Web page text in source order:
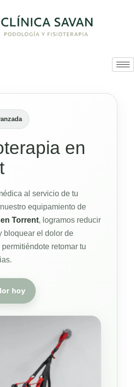
en
al servicio de tu
equipamiento de
Torrent, logramos reducir
bloquear el dolor de
retomar tu
hoy